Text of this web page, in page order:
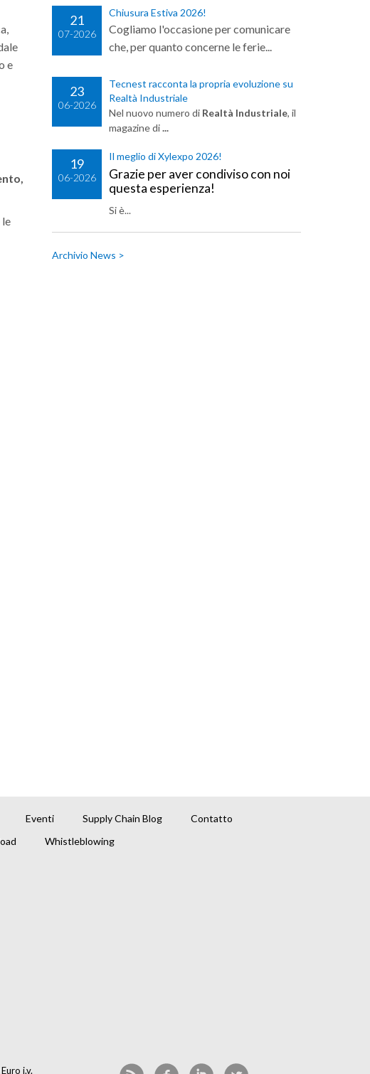
e
21
07-2026
Chiusura Estiva 2026!
Cogliamo l'occasione per comunicare
che, per quanto concerne le ferie...
23
06-2026
Tecnest racconta la propria evoluzione su
Realtà Industriale
Nel nuovo numero di Realtà Industriale, il
magazine di...
19
06-2026
Il meglio di Xylexpo 2026!
Grazie per aver condiviso con noi
questa esperienza!
Si è...
Archivio News >
Eventi Supply Chain Blog
Contatto
Whistleblowing
i.v.